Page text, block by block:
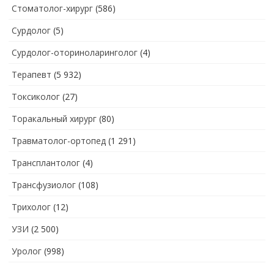
Стоматолог-хирург (586)
Сурдолог (5)
Сурдолог-оториноларинголог (4)
Терапевт (5 932)
Токсиколог (27)
Торакальный хирург (80)
Травматолог-ортопед (1 291)
Трансплантолог (4)
Трансфузиолог (108)
Трихолог (12)
УЗИ (2 500)
Уролог (998)